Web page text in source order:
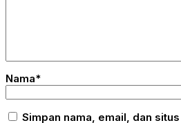
Nama*
Simpan nama, email, dan